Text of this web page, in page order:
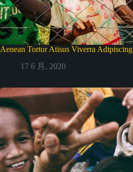
Aenean Tortor Atisus Viverra Adipiscing
17 6 月, 2020